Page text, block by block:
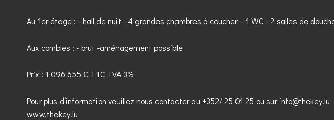
Au 1er étage : - hall de nuit - 4 grandes chambres à coucher – 1 WC - 2 salles de
Aux combles : - brut -aménagement possible
Prix : 1 096 655 € TTC TVA 3%
Pour plus d’information veuillez nous contacter au +352/ 25 01 25 ou sur info@thekey.lu
www.thekey.lu